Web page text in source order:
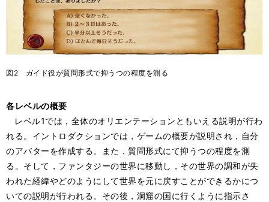
図2 ガイド役が質問形式で抑うつの程度を測る
各レベルの概要
レベル1では，全体のオリエンテーションともいえる説明が行わ
れる。イントロダクションでは，ゲームの概要が説明され，自分
のアバターを作成する。また，質問形式にて抑うつの程度を測
る。そして，ファンタジーの世界に移動し，その世界の調和が失
われた経緯やどのようにして世界を元に戻すことができるかにつ
いての説明が行われる。その後，洞窟の国に行くように指示さ